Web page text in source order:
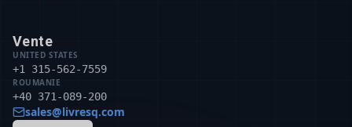
Vente
UNITED STATES
+1 315-562-7559
ROUMANIE
+40 371-089-200
sales@livresq.com